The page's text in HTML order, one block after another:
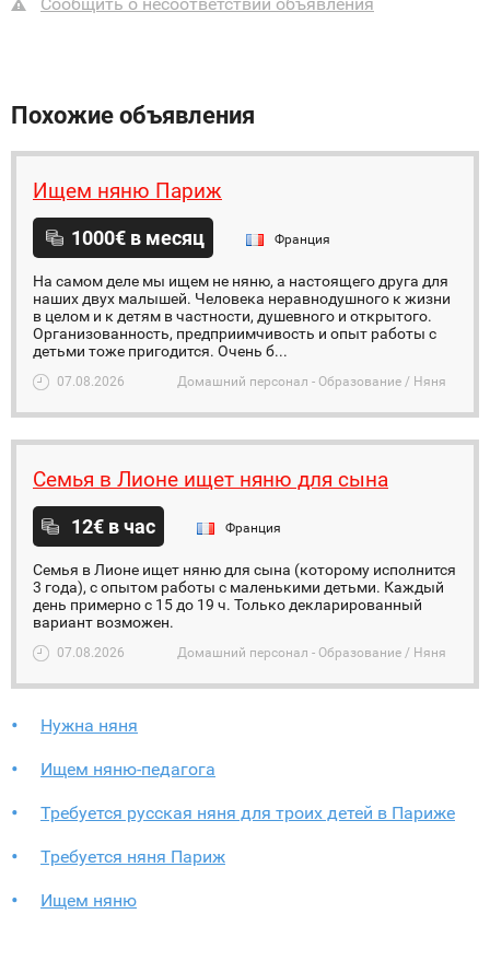
Похожие объявления
Ищем няню Париж
1000€ в месяц Франция
На самом деле мы ищем не няню, а настоящего друга для
наших двух малышей. Человека неравнодушного к жизни
в целом и к детям в частности, душевного и открытого.
Организованность, предприимчивость и опыт работы с
детьми тоже пригодится. Очень б...
07.08.2026 Домашний персонал - Образование / Няня
Семья в Лионе ищет няню для сына
12€ в час Франция
Семья в Лионе ищет няню для сына (которому исполнится
3 года), c опытом работы с маленькими детьми. Каждый
день примерно с 15 до 19 ч. Только декларированный
вариант возможен.
07.08.2026 Домашний персонал - Образование / Няня
Нужна няня
Ищем няню-педагога
Требуется русская няня для троих детей в Париже
Требуется няня Париж
Ищем няню